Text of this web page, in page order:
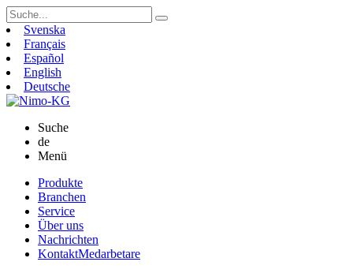
Suchen
nach:Svenska
Français
Español
English
Deutsche
Suche
de
Menü
Skip
content
Produkte
Branchen
Service
Über uns
Nachrichten
KontaktMedarbetare